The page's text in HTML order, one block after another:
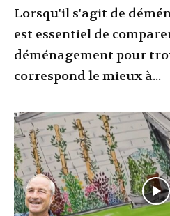
Lorsqu'il s'agit de
est essentiel de
déménagement pour
correspond le mieux à...